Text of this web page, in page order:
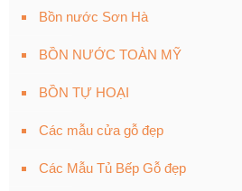
Bồn nước Sơn Hà
BỒN NƯỚC TOÀN MỸ
BỒN TỰ HOẠI
Các mẫu cửa gỗ đẹp
Các Mẫu Tủ Bếp Gỗ đẹp